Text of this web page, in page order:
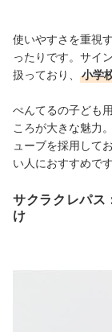
使いやすさを重視
ったりです。サイ
扱っており、
小学
ぺんてるの子ども
ころが大きな魅力
ューブを採用して
い人におすすめです
サクラクレパス
け